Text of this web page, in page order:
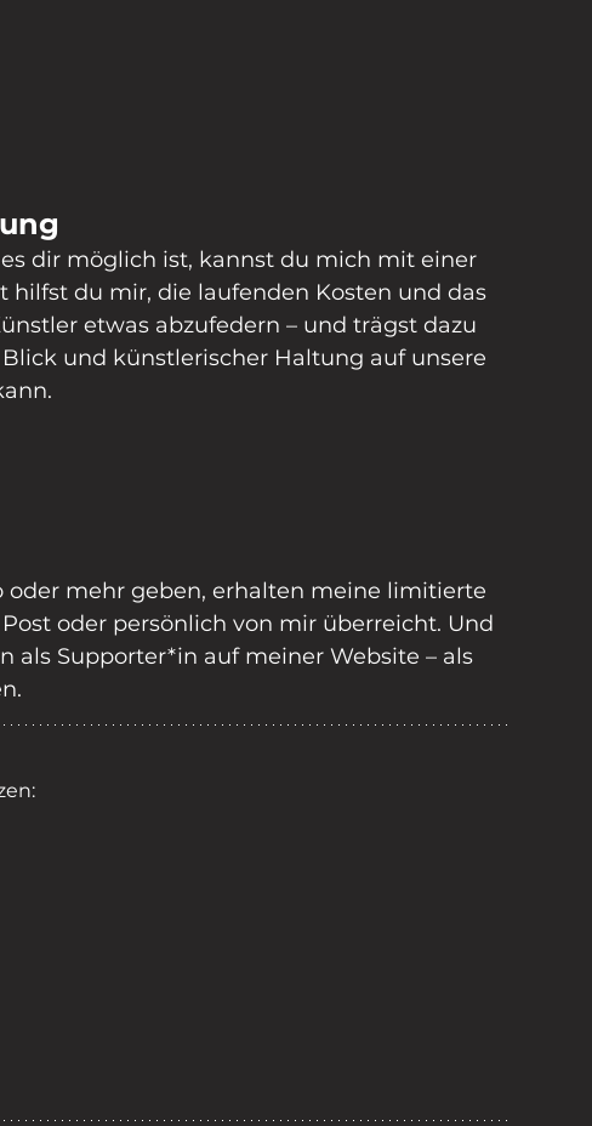
dir möglich ist, kannst du mich mit einer
hilfst du mir, die laufenden Kosten und das
etwas abzufedern – und trägst dazu
und künstlerischer Haltung auf unsere
oder mehr geben, erhalten meine limitierte
oder persönlich von mir überreicht. Und
als Supporter*in auf meiner Website – als